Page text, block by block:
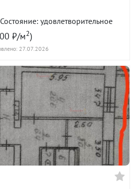
Состояние: удовлетворительное
₽/м2)
27.07.2026